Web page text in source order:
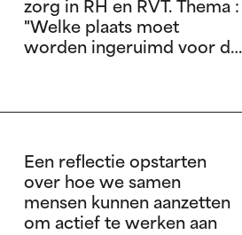
zorg in RH en RVT. Thema :
"Welke plaats moet
worden ingeruimd voor de
ontvangen?"
Een reflectie opstarten
over hoe we samen
mensen kunnen aanzetten
om actief te werken aan